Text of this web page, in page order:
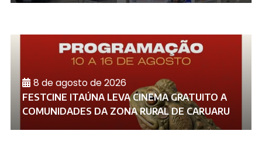
8 de agosto de 2026
FESTCINE ITAÚNA LEVA CINEMA GRATUITO A
COMUNIDADES DA ZONA RURAL DE CARUARU